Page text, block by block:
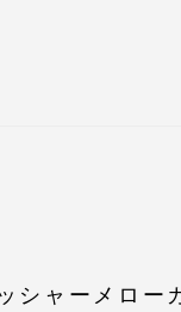
シャーメロー